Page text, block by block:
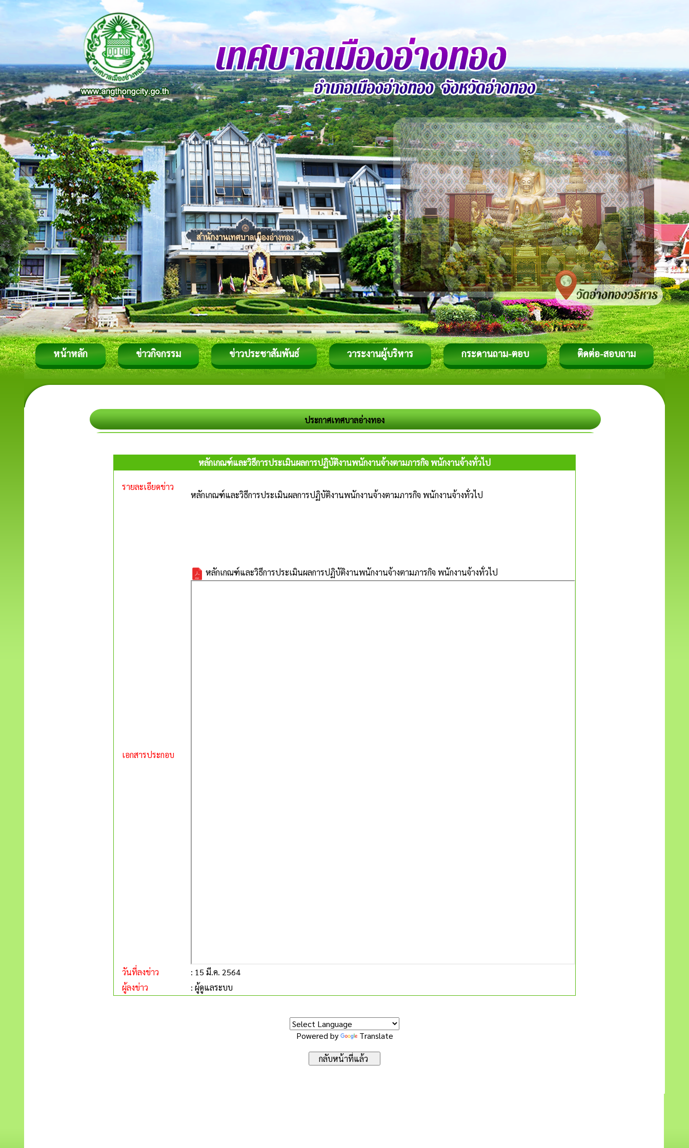
หน้าหลัก ข่าวกิจกรรม ข่าวประชาสัมพันธ์ วาระงานผู้บริหาร กระดานถาม-ตอบ ติดต่อ-สอบถาม
ประกาศเทศบาลอ่างทอง
หลักเกณฑ์และวิธีการประเมินผลการปฏิบัติงานพนักงานจ้างตามภารกิจ พนักงานจ้างทั่วไป
รายละเอียดข่าว
หลักเกณฑ์และวิธีการประเมินผลการปฏิบัติงานพนักงานจ้างตามภารกิจ พนักงานจ้างทั่วไป
เอกสารประกอบ
หลักเกณฑ์และวิธีการประเมินผลการปฏิบัติงานพนักงานจ้างตามภารกิจ พนักงานจ้างทั่วไป
วันที่ลงข่าว
: 15 มี.ค. 2564
ผู้ลงข่าว
: ผู้ดูแลระบบ
Powered by Translate